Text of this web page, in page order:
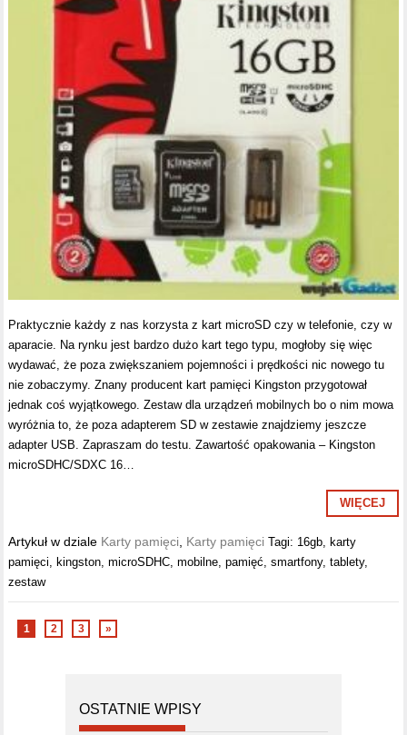
Praktycznie każdy z nas korzysta z kart microSD czy w telefonie, czy w
aparacie. Na rynku jest bardzo dużo kart tego typu, mogłoby się więc
wydawać, że poza zwiększaniem pojemności i prędkości nic nowego tu
nie zobaczymy. Znany producent kart pamięci Kingston przygotował
jednak coś wyjątkowego. Zestaw dla urządzeń mobilnych bo o nim mowa
wyróżnia to, że poza adapterem SD w zestawie znajdziemy jeszcze
adapter USB. Zapraszam do testu. Zawartość opakowania – Kingston
microSDHC/SDXC 16…
WIĘCEJ
Artykuł w dziale Karty pamięci Karty pamięci Tagi: 16gb ,karty
pamięci ,kingston ,microSDHC ,mobilne ,pamięć ,smartfony,tablety,
zestaw
1 2 3 »
OSTATNIE WPISY